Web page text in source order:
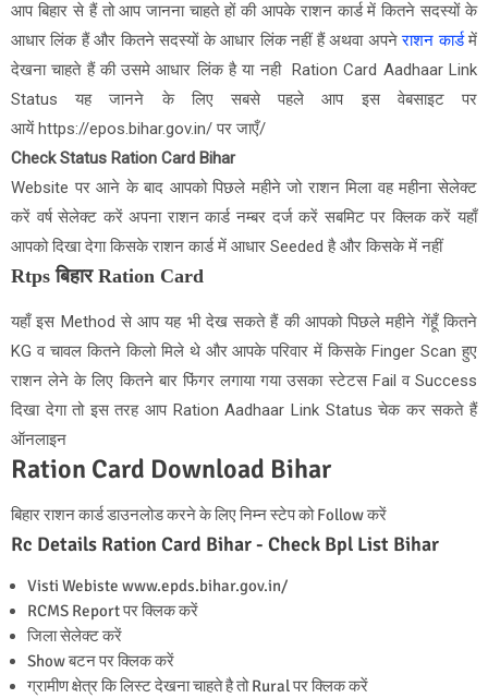
आप बिहार से हैं तो आप जानना चाहते हों की आपके राशन कार्ड में कितने सदस्यों के
आधार लिंक हैं और कितने सदस्यों के आधार लिंक नहीं हैं अथवा अपनेराशन कार्डमें
देखना चाहते हैं की उसमे आधार लिंक है या नही Ration Card Aadhaar Link
Status यह जानने के लिए सबसे पहले आपइस वेबसाइट पर
आयें https://epos.bihar.gov.in/ पर जाएँ/
Check Status Ration Card Bihar
Website पर आने के बाद आपको पिछले महीने जो राशन मिला वह महीना सेलेक्ट
करें वर्ष सेलेक्ट करें अपना राशन कार्ड नम्बर दर्ज करें सबमिट पर क्लिक करें यहाँ
आपको दिखा देगा किसके राशन कार्ड में आधार Seeded है और किसके में नहीं
Rtps बिहार Ration Card
यहाँ इस Method से आप यह भी देख सकते हैं की आपको पिछले महीने गेंहूँ कितने
KG व चावल कितने किलो मिले थे और आपके परिवार में किसके Finger Scan हुए
राशन लेने के लिए कितने बार फिंगर लगाया गया उसका स्टेटस Fail व Success
दिखा देगा तो इस तरह आप Ration Aadhaar Link Status चेक कर सकते हैं
ऑनलाइन
Ration Card Download Bihar
बिहार राशन कार्ड डाउनलोड करने के लिए निम्न स्टेप को Follow करें
Rc Details Ration Card Bihar - Check Bpl List Bihar
Visti Webiste www.epds.bihar.gov.in/
RCMS Report पर क्लिक करें
जिला सेलेक्ट करें
Show बटन पर क्लिक करें
ग्रामीण क्षेत्र कि लिस्ट देखना चाहते है तो Rural पर क्लिक करें